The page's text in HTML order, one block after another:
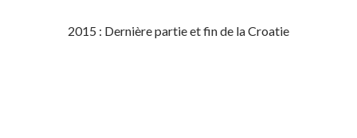
2015 : Dernière partie et fin de la Croatie